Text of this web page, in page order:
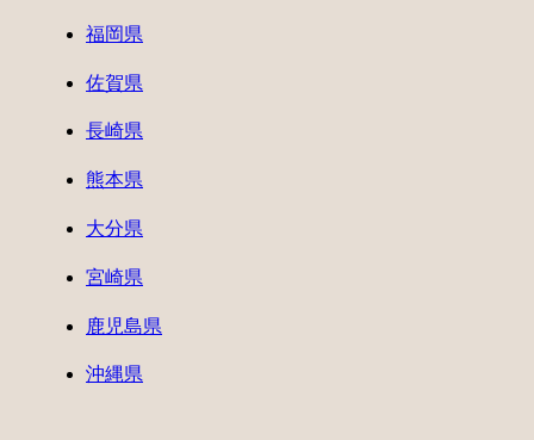
福岡県
佐賀県
長崎県
熊本県
大分県
宮崎県
鹿児島県
沖縄県